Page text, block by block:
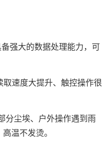
强大的数据处理能力，可
速度大提升、触控操作很
分尘埃、户外操作遇到雨
温不发烫。